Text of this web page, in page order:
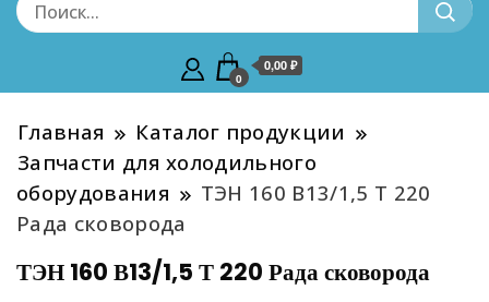
0
0,00 ₽
Главная
Каталог продукции
Запчасти для холодильного
оборудования
ТЭН 160 В13/1,5 Т 220
Рада сковорода
ТЭН 160 В13/1,5 Т 220 Рада сковорода